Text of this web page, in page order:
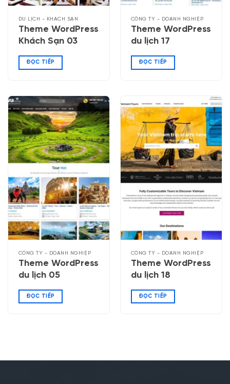
DU LỊCH - KHÁCH SẠN
Theme WordPress
Khách Sạn 03
ĐỌC TIẾP
CÔNG TY - DOANH NGHIỆP
Theme WordPress
du lịch 17
ĐỌC TIẾP
CÔNG TY - DOANH NGHIỆP
Theme WordPress
du lịch 05
ĐỌC TIẾP
CÔNG TY - DOANH NGHIỆP
Theme WordPress
du lịch 18
ĐỌC TIẾP